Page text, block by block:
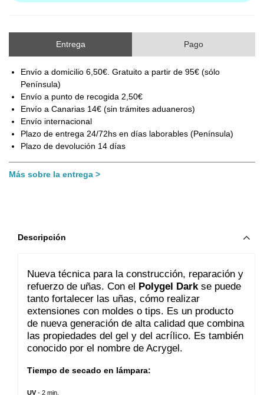
Entrega Pago
Envío a domicilio 6,50€. Gratuito a partir de 95€ (sólo
Península)
Envío a punto de recogida 2,50€
Envío a Canarias 14€ (sin trámites aduaneros)
Envío internacional
Plazo de entrega 24/72hs en días laborables (Península)
Plazo de devolución 14 días
Más sobre la entrega
Descripción
Nueva técnica para la construcción, reparación y
refuerzo de uñas. Con el Polygel Dark se puede
tanto fortalecer las uñas, cómo realizar
extensiones con moldes o tips. Es un producto
de nueva generación de alta calidad que combina
las propiedades del gel y del acrílico. Es también
conocido por el nombre de Acrygel.
Tiempo de secado en lámpara:
UV - 2 min.